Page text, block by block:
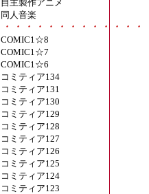
自主製作アニメ
同人音楽
・・・・・・・・・・・・・
COMIC1☆8
COMIC1☆7
COMIC1☆6
コミティア134
コミティア131
コミティア130
コミティア129
コミティア128
コミティア127
コミティア126
コミティア125
コミティア124
コミティア123